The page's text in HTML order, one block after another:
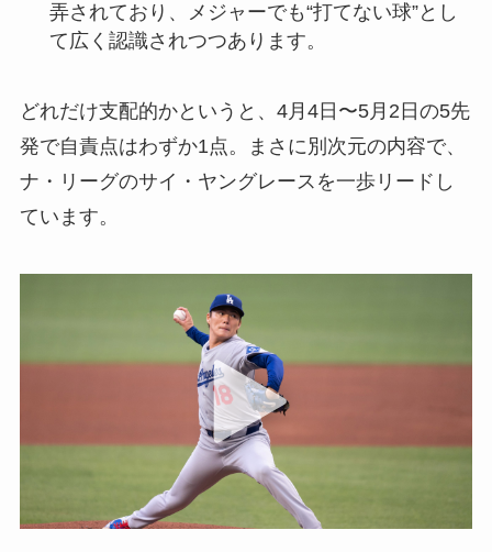
弄されており、メジャーでも“打てない球”とし
て広く認識されつつあります。
どれだけ支配的かというと、4月4日〜5月2日の5先
発で自責点はわずか1点。まさに別次元の内容で、
ナ・リーグのサイ・ヤングレースを一歩リードし
ています。